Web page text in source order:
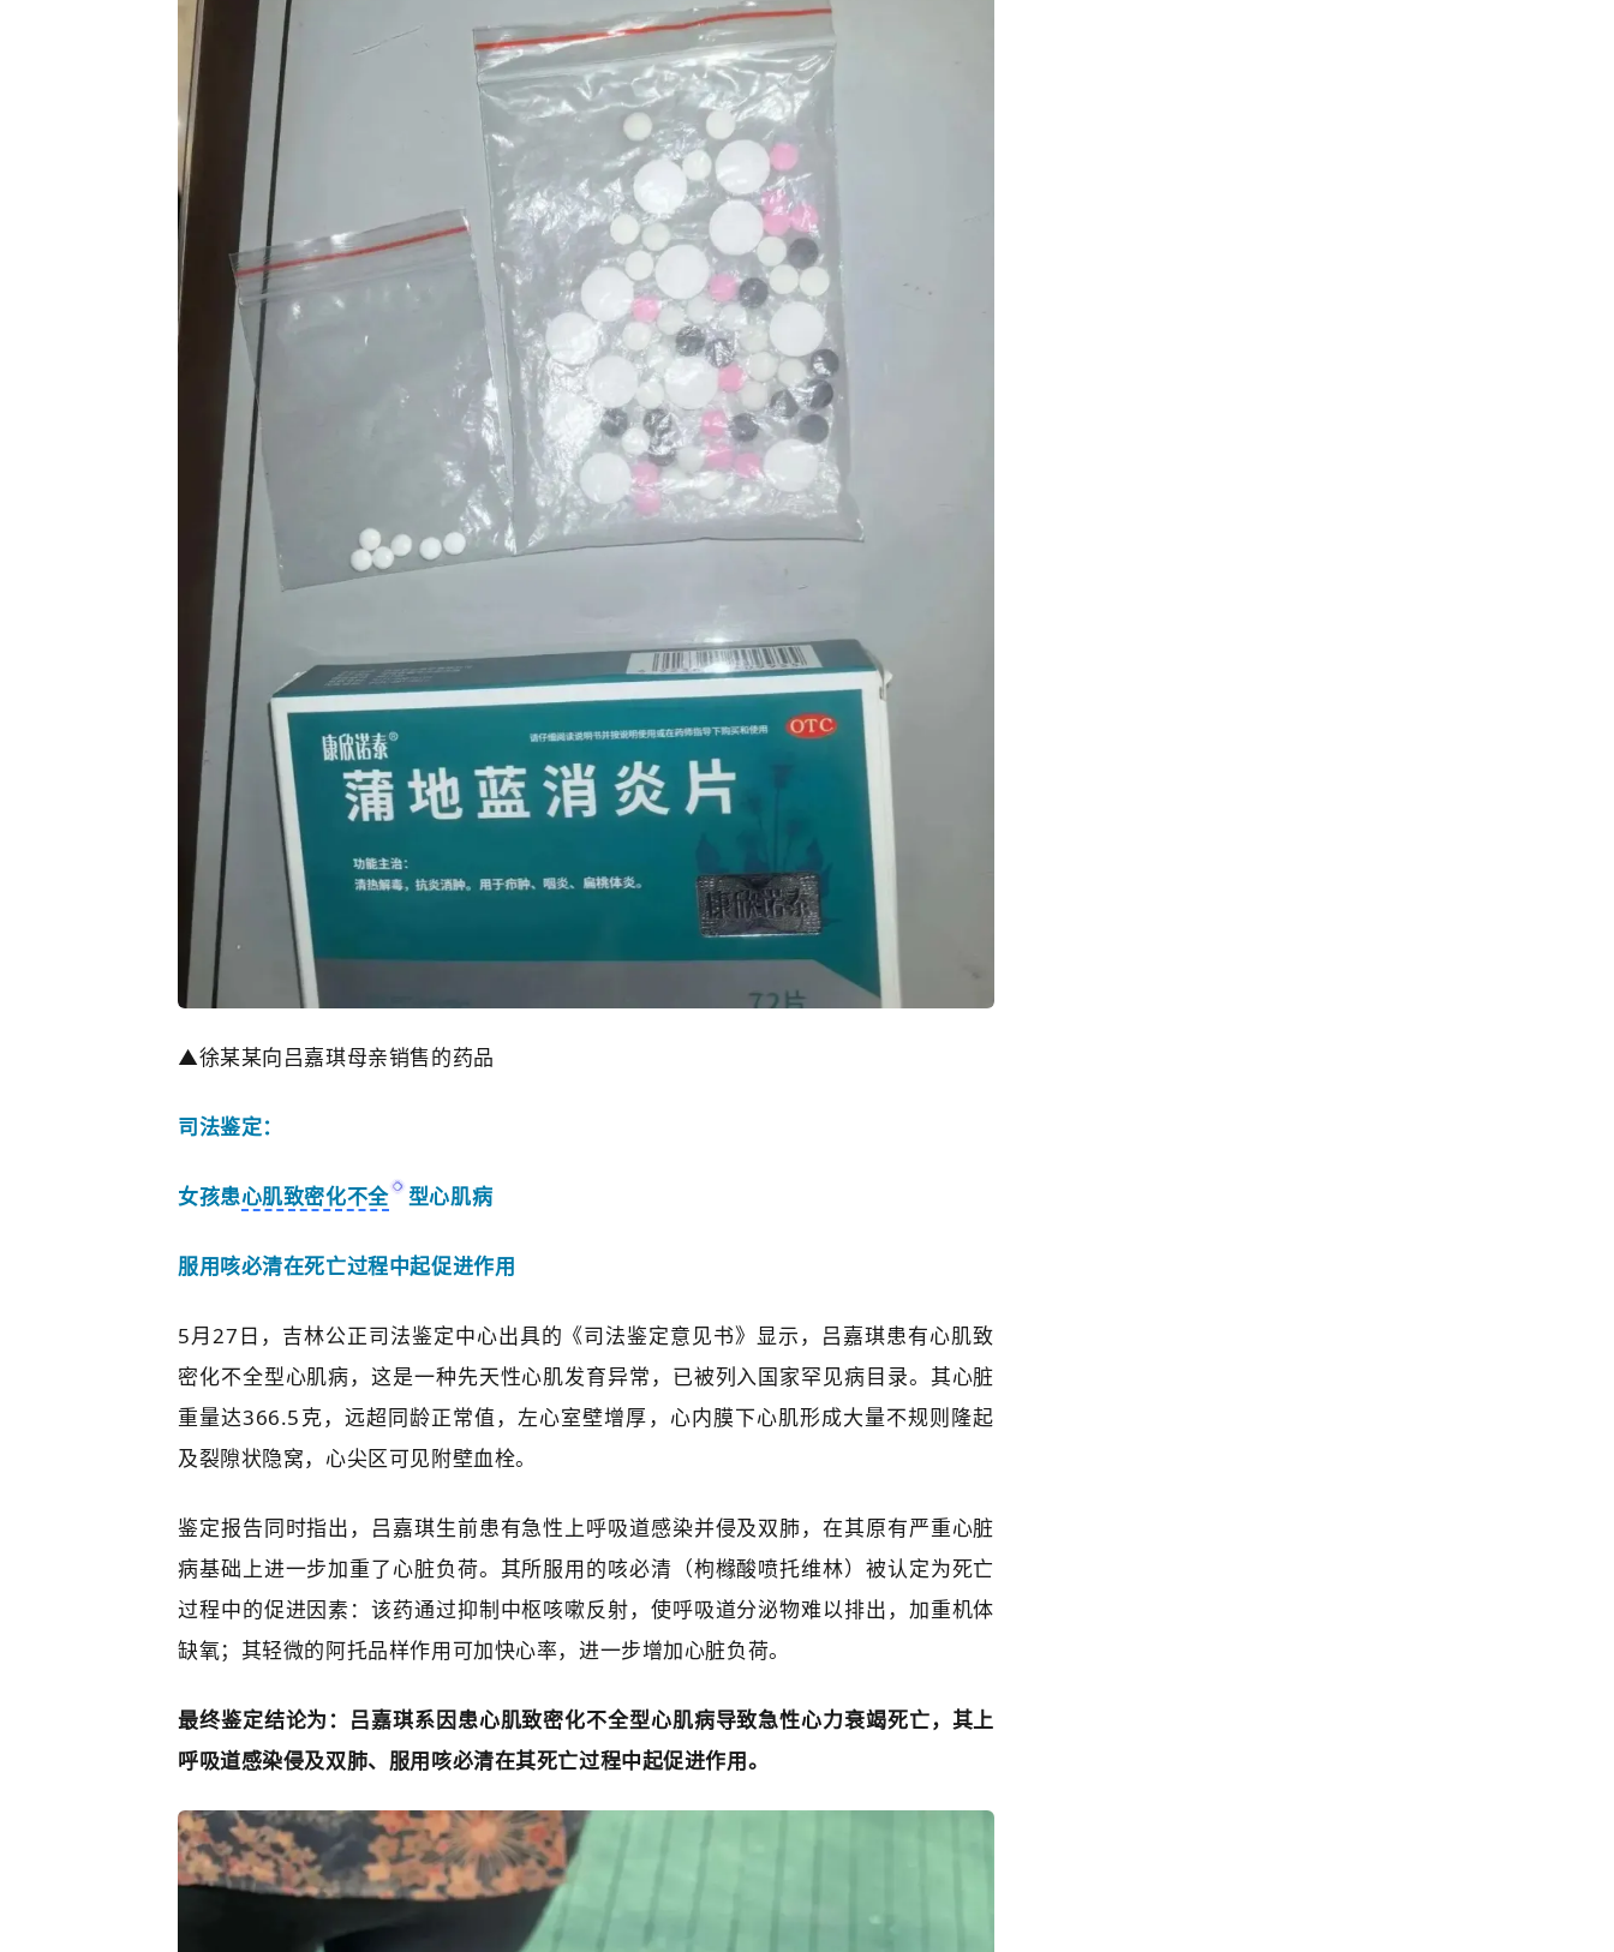
▲徐某某向吕嘉琪母亲销售的药品
司法鉴定：
女孩患心肌致密化不全 型心肌病
服用咳必清在死亡过程中起促进作用
5月27日，吉林公正司法鉴定中心出具的《司法鉴定意见书》显示，吕嘉琪患有心肌致
密化不全型心肌病，这是一种先天性心肌发育异常，已被列入国家罕见病目录。其心脏
重量达366.5克，远超同龄正常值，左心室壁增厚，心内膜下心肌形成大量不规则隆起
及裂隙状隐窝，心尖区可见附壁血栓。
鉴定报告同时指出，吕嘉琪生前患有急性上呼吸道感染并侵及双肺，在其原有严重心脏
病基础上进一步加重了心脏负荷。其所服用的咳必清（枸橼酸喷托维林）被认定为死亡
过程中的促进因素：该药通过抑制中枢咳嗽反射，使呼吸道分泌物难以排出，加重机体
缺氧；其轻微的阿托品样作用可加快心率，进一步增加心脏负荷。
最终鉴定结论为：吕嘉琪系因患心肌致密化不全型心肌病导致急性心力衰竭死亡，其上
呼吸道感染侵及双肺、服用咳必清在其死亡过程中起促进作用。